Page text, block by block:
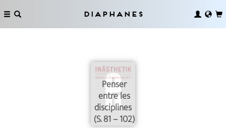
Diaphanes
Penser
entre les
disciplines
(S. 81 – 102)